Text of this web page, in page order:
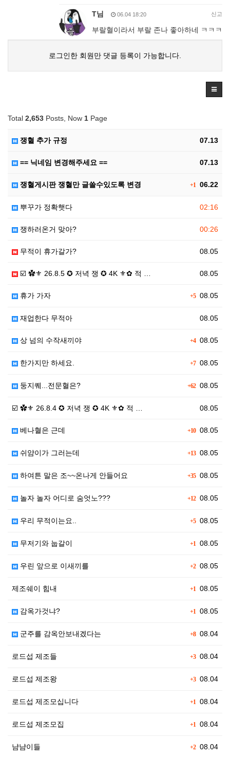
T님 06.04 18:20 신고
부랄혈이라서 부랄 존나 좋아하네 ㅋㅋㅋ
로그인한 회원만 댓글 등록이 가능합니다.
Total 2,653 Posts, Now 1 Page
07.13
쟁혈 추가 규정
07.13
== 닉네임 변경해주세요 ==
+106.22
쟁혈게시판 쟁혈만 글쓸수있도록 변경
02:16
뿌꾸가 정확햇다
00:26
쟁하러온거 맞아?
08.05
무적이 휴가갈가?
08.05
☑️ ✿⚜ 26.8.5 ✪ 저녁 쟁 ✪ 4K ⚜✿ 적 …
+508.05
휴가 가자
08.05
재업한다 무적아
+408.05
상 넘의 수작새끼야
+708.05
한가지만 하세요.
+6208.05
둥지퀘...전문혈은?
08.05
☑️ ✿⚜ 26.8.4 ✪ 저녁 쟁 ✪ 4K ⚜✿ 적 …
+1008.05
베나혈은 근데
+1308.05
쉬얌이가 그러는데
+3508.05
하여튼 말은 조~~온나게 안들어요
+1208.05
놀자 놀자 어디로 숨엇노???
+508.05
우리 무적이는요..
+108.05
무저기와 눕갈이
+208.05
우린 앞으로 이새끼를
+108.05
제조쉐이 힘내
+108.05
감옥가것냐?
+808.04
군주를 감옥안보내겠다는
+308.04
로드섭 제조들
+308.04
로드섭 제조왕
+108.04
로드섭 제조모십니다
+108.04
로드섭 제조모집
+208.04
냠냠이들